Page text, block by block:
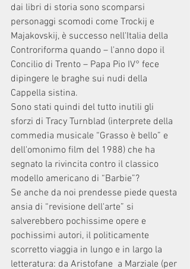
dai libri di storia sono scomparsi
personaggi scomodi come Trockij e
Majakovskij, è successo nell'Italia della
Controriforma quando – l'anno dopo il
Concilio di Trento – Papa Pio IV° fece
dipingere le braghe sui nudi della
Cappella sistina.
Sono stati quindi del tutto inutili gli
sforzi di Tracy Turnblad (interprete della
commedia musicale “Grasso è bello” e
dell'omonimo film del 1988) che ha
segnato la rivincita contro il classico
modello americano di “Barbie”?
Se anche da noi prendesse piede questa
ansia di “revisione dell'arte” si
salverebbero pochissime opere e
pochissimi autori, il politicamente
scorretto viaggia in lungo e in largo la
letteratura: da Aristofane  a Marziale (per